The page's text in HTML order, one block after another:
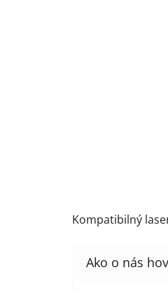
Kompatibilný